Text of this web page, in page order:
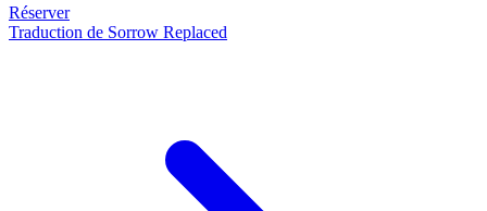
Réserver
Traduction de Sorrow Replaced